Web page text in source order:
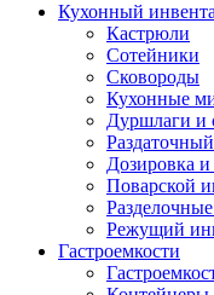
Кухонный
Кастрюли
Сотейники
Сковороды
Кухонные
Дуршлаги и
Дозировка
Поварской
Режущий
Гастроемкости